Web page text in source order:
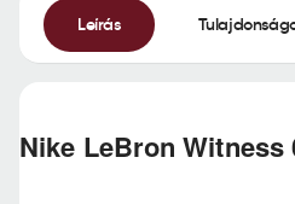
Leírás
Nike LeBron Witness